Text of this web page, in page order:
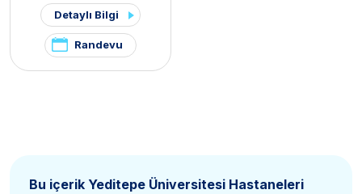
Detaylı Bilgi
Randevu
Bu içerik Yeditepe Üniversitesi Hastaneleri